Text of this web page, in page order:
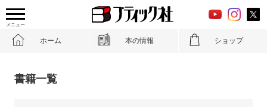
メニュー
ホーム 本の情報 ショップ
書籍一覧